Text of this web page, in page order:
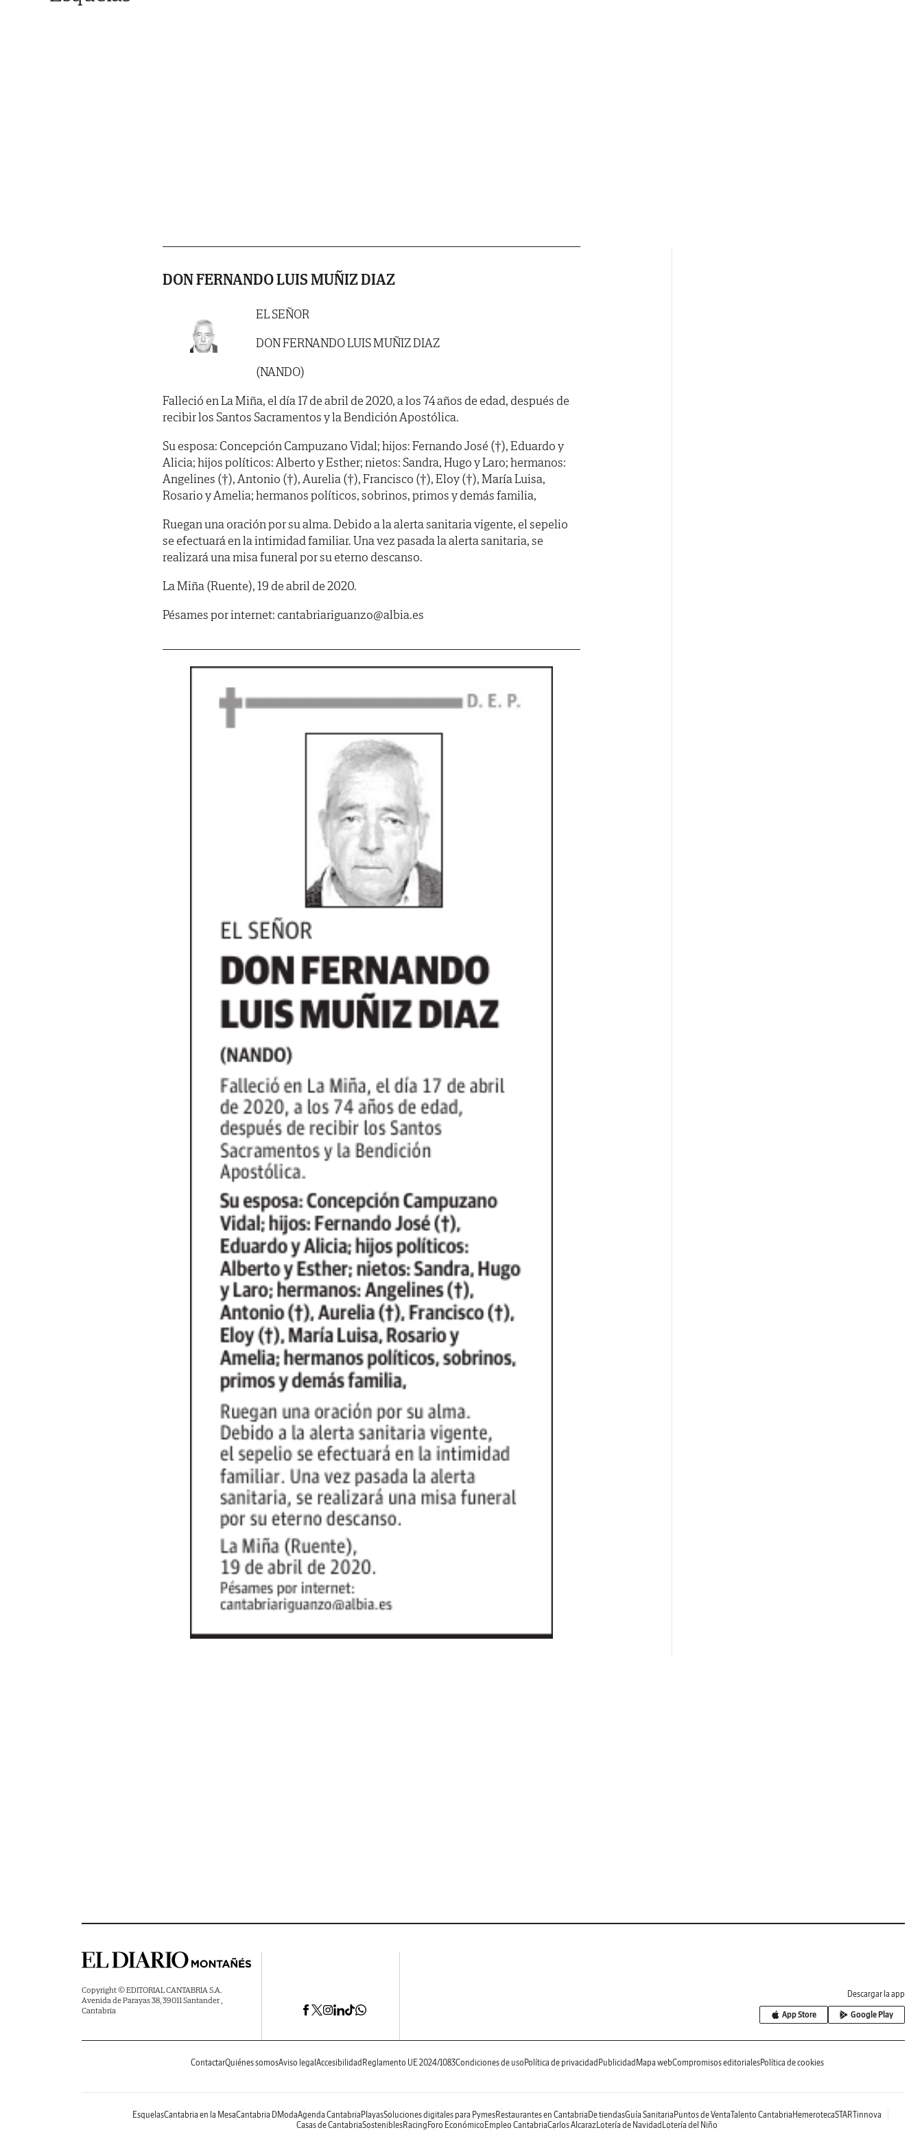
DON FERNANDO LUIS MUÑIZ DIAZ
EL SEÑOR
DON FERNANDO LUIS MUÑIZ DIAZ
(NANDO)
Falleció en La Miña, el día 17 de abril de 2020, a los 74 años de edad, después de
recibir los Santos Sacramentos y la Bendición Apostólica.
Su esposa: Concepción Campuzano Vidal; hijos: Fernando José (†), Eduardo y
Alicia; hijos políticos: Alberto y Esther; nietos: Sandra, Hugo y Laro; hermanos:
Angelines (†), Antonio (†), Aurelia (†), Francisco (†), Eloy (†), María Luisa,
Rosario y Amelia; hermanos políticos, sobrinos, primos y demás familia,
Ruegan una oración por su alma. Debido a la alerta sanitaria vigente, el sepelio
se efectuará en la intimidad familiar. Una vez pasada la alerta sanitaria, se
realizará una misa funeral por su eterno descanso.
La Miña (Ruente), 19 de abril de 2020.
Pésames por internet: cantabriariguanzo@albia.es
Copyright © EDITORIAL CANTABRIA S.A.
Avenida de Parayas 38, 39011 Santander ,
Cantabria
Descargar la app
App Store Google Play
ContactarQuiénes somosAviso legalAccesibilidadReglamento UE 2024/1083Condiciones de usoPolítica de privacidadPublicidadMapa webCompromisos editorialesPolítica de cookies
EsquelasCantabria en la MesaCantabria DModaAgenda CantabriaPlayasSoluciones digitales para PymesRestaurantes en CantabriaDe tiendasGuía SanitariaPuntos de VentaTalento CantabriaHemerotecaSTARTinnova
Casas de CantabriaSosteniblesRacingForo EconómicoEmpleo CantabriaCarlos AlcarazLotería de NavidadLotería del Niño